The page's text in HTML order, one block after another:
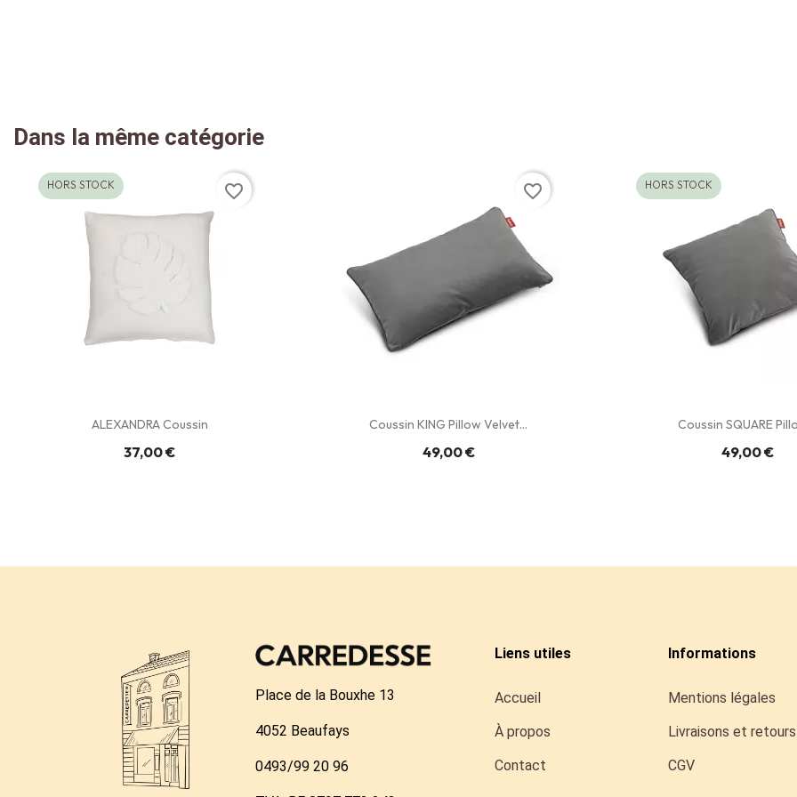
Dans la même catégorie
ALEXANDRA Coussin
37,00 €
HORS STOCK favorite_border
Coussin KING Pillow Velvet...
49,00 €
favorite_border
Coussin SQUARE
49,00 €
HORS STOCK
Place de la Bouxhe 13
4052 Beaufays
0493/99 20 96
Liens utiles
Accueil
À propos
Contact
Informations
Mentions légales
Livraisons et retours
CGV